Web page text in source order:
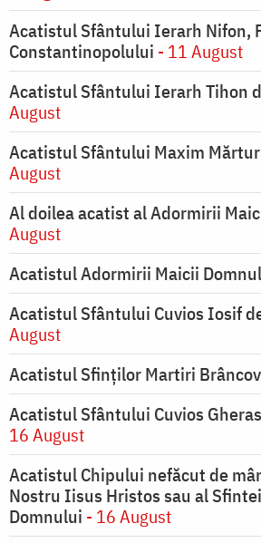
Acatistul Sfântului Ierarh Nifon,
Constantinopolului - 11 August
Acatistul Sfântului Ierarh Tihon
August
Acatistul Sfântului Maxim
August
Al doilea acatist al Adormirii
August
Acatistul Adormirii Maicii
Acatistul Sfântului Cuvios Iosif
August
Acatistul Sfinților Martiri
Acatistul Sfântului Cuvios
16 August
Acatistul Chipului nefăcut de
Nostru Iisus Hristos sau al
Domnului - 16 August